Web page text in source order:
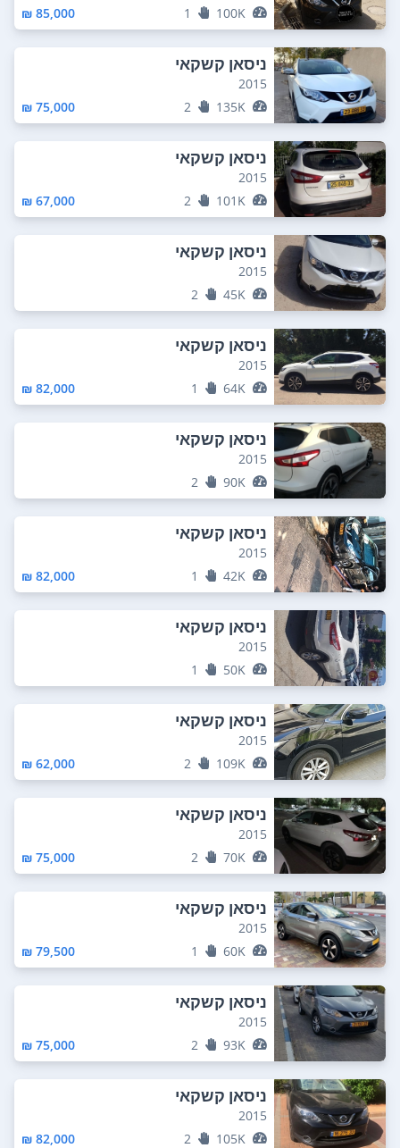
100K
1
85,000 ₪
ניסאן קשקאי
2015
135K
2
75,000 ₪
ניסאן קשקאי
2015
101K
2
67,000 ₪
ניסאן קשקאי
2015
45K
2
ניסאן קשקאי
2015
64K
1
82,000 ₪
ניסאן קשקאי
2015
90K
2
ניסאן קשקאי
2015
42K
1
82,000 ₪
ניסאן קשקאי
2015
50K
1
ניסאן קשקאי
2015
109K
2
62,000 ₪
ניסאן קשקאי
2015
70K
2
75,000 ₪
ניסאן קשקאי
2015
60K
1
79,500 ₪
ניסאן קשקאי
2015
93K
2
75,000 ₪
ניסאן קשקאי
2015
105K
2
82,000 ₪